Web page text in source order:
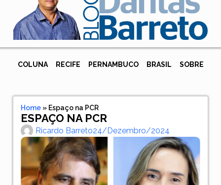
COLUNA RECIFE PERNAMBUCO BRASIL SOBRE
Home» Espaço na PCR
ESPAÇO NA PCR
Ricardo Barreto24/dezembro/2024